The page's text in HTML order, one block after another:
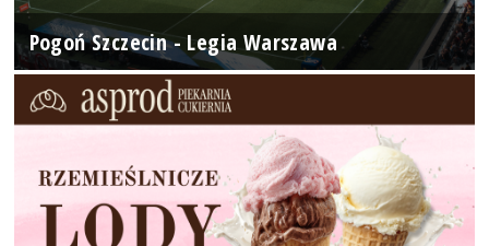
Pogoń Szczecin - Legia Warszawa